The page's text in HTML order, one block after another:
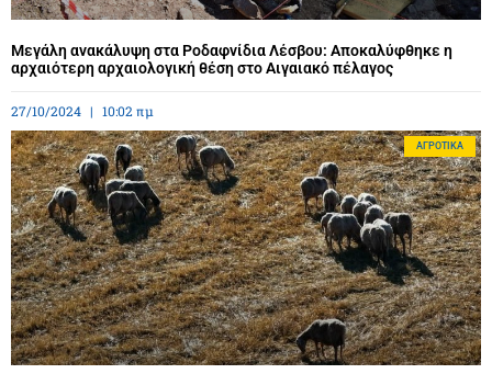
Μεγάλη ανακάλυψη στα Ροδαφνίδια Λέσβου: Αποκαλύφθηκε η
αρχαιότερη αρχαιολογική θέση στο Αιγαιακό πέλαγος
27/10/2024 10:02 πμ
ΑΓΡΟΤΙΚΆ